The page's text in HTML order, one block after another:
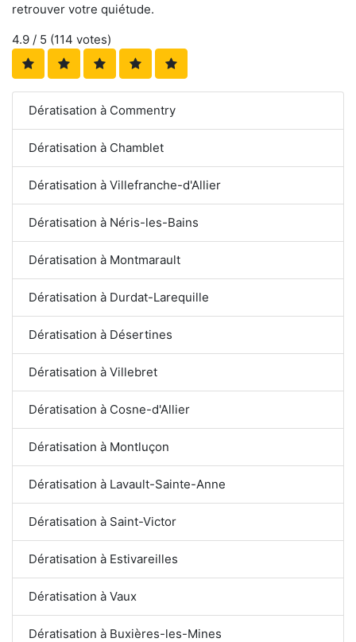
retrouver votre quiétude.
4.9 / 5 (114 votes)
Dératisation à Commentry
Dératisation à Chamblet
Dératisation à Villefranche-d'Allier
Dératisation à Néris-les-Bains
Dératisation à Montmarault
Dératisation à Durdat-Larequille
Dératisation à Désertines
Dératisation à Villebret
Dératisation à Cosne-d'Allier
Dératisation à Montluçon
Dératisation à Lavault-Sainte-Anne
Dératisation à Saint-Victor
Dératisation à Estivareilles
Dératisation à Vaux
Dératisation à Buxières-les-Mines